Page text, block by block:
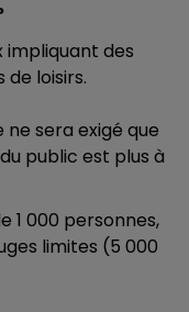
impliquant des
loisirs.
sera exigé que
public est plus à
1 000 personnes,
limites (5 000